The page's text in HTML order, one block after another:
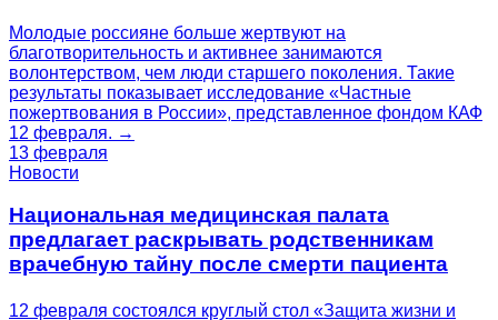
Молодые россияне больше жертвуют на
благотворительность и активнее занимаются
волонтерством, чем люди старшего поколения. Такие
результаты показывает исследование «Частные
пожертвования в России», представленное фондом КАФ
12 февраля. →
13 февраля
Новости
Национальная медицинская палата
предлагает раскрывать родственникам
врачебную тайну после смерти пациента
12 февраля состоялся круглый стол «Защита жизни и